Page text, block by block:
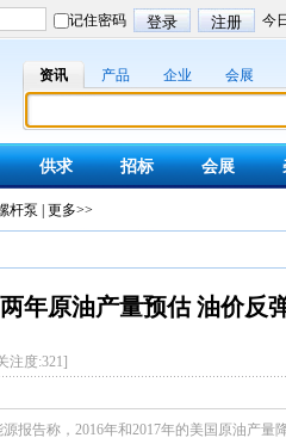
资讯 产品 企业 会展
供求 招标 会展
杆泵 更多>>
年原油产量预估 油价反
注度:321]
报告称，2016年和2017年的美国原油产